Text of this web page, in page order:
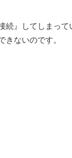
続』してしまっ
ないのです。